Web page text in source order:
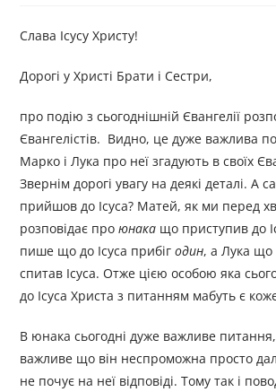
Слава Ісусу Христу!
Дорогі у Христі Брати і Сестри,
про подію з сьогоднішній Євангелії
Євангелістів. Видно, це дуже важлива
Марко і Лука про неї згадують в своїх
Звернім дорогі увагу на деякі деталі. А
прийшов до Ісуса? Матей, як ми перед
розповідає проюнака що приступив до
пише що до Ісуса прибігодин, а Лука
спитав Ісуса. Отже цією особою яка
до Ісуса Христа з питанням мабуть є
В юнака сьогодні дуже важливе питання,
важливе що він неспроможна просто
не почує на неї відповіді. Тому так і